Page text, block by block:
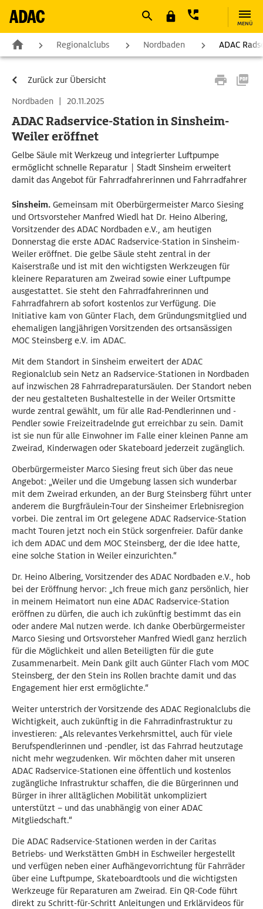
MENÜ
Regionalclubs Nordbaden ADAC
Zurück zur Übersicht
Nordbaden | 20.11.2025
ADAC Radservice-Station in Sinsheim-
Weiler eröffnet
Gelbe Säule mit Werkzeug und integrierter Luftpumpe
ermöglicht schnelle Reparatur | Stadt Sinsheim erweitert
damit das Angebot für Fahrradfahrerinnen und Fahrradfahrer
Sinsheim. Gemeinsam mit Oberbürgermeister Marco Siesing
und Ortsvorsteher Manfred Wiedl hat Dr. Heino Albering,
Vorsitzender des ADAC Nordbaden e.V., am heutigen
Donnerstag die erste ADAC Radservice-Station in Sinsheim-
Weiler eröffnet. Die gelbe Säule steht zentral in der
Kaiserstraße und ist mit den wichtigsten Werkzeugen für
kleinere Reparaturen am Zweirad sowie einer Luftpumpe
ausgestattet. Sie steht den Fahrradfahrerinnen und
Fahrradfahrern ab sofort kostenlos zur Verfügung. Die
Initiative kam von Günter Flach, dem Gründungsmitglied und
ehemaligen langjährigen Vorsitzenden des ortsansässigen
MOC Steinsberg e.V. im ADAC.
Mit dem Standort in Sinsheim erweitert der ADAC
Regionalclub sein Netz an Radservice-Stationen in Nordbaden
auf inzwischen 28 Fahrradreparatursäulen. Der Standort neben
der neu gestalteten Bushaltestelle in der Weiler Ortsmitte
wurde zentral gewählt, um für alle Rad-Pendlerinnen und -
Pendler sowie Freizeitradelnde gut erreichbar zu sein. Damit
ist sie nun für alle Einwohner im Falle einer kleinen Panne am
Zweirad, Kinderwagen oder Skateboard jederzeit zugänglich.
Oberbürgermeister Marco Siesing freut sich über das neue
Angebot: „Weiler und die Umgebung lassen sich wunderbar
mit dem Zweirad erkunden, an der Burg Steinsberg führt unter
anderem die Burgfräulein-Tour der Sinsheimer Erlebnisregion
vorbei. Die zentral im Ort gelegene ADAC Radservice-Station
macht Touren jetzt noch ein Stück sorgenfreier. Dafür danke
ich dem ADAC und dem MOC Steinsberg, der die Idee hatte,
eine solche Station in Weiler einzurichten.“
Dr. Heino Albering, Vorsitzender des ADAC Nordbaden e.V., hob
bei der Eröffnung hervor: „Ich freue mich ganz persönlich, hier
in meinem Heimatort nun eine ADAC Radservice-Station
eröffnen zu dürfen, die auch ich zukünftig bestimmt das ein
oder andere Mal nutzen werde. Ich danke Oberbürgermeister
Marco Siesing und Ortsvorsteher Manfred Wiedl ganz herzlich
für die Möglichkeit und allen Beteiligten für die gute
Zusammenarbeit. Mein Dank gilt auch Günter Flach vom MOC
Steinsberg, der den Stein ins Rollen brachte damit und das
Engagement hier erst ermöglichte.“
Weiter unterstrich der Vorsitzende des ADAC Regionalclubs die
Wichtigkeit, auch zukünftig in die Fahrradinfrastruktur zu
investieren: „Als relevantes Verkehrsmittel, auch für viele
Berufspendlerinnen und -pendler, ist das Fahrrad heutzutage
nicht mehr wegzudenken. Wir möchten daher mit unseren
ADAC Radservice-Stationen eine öffentlich und kostenlos
zugängliche Infrastruktur schaffen, die die Bürgerinnen und
Bürger in ihrer alltäglichen Mobilität unkompliziert
unterstützt – und das unabhängig von einer ADAC
Mitgliedschaft.“
Die ADAC Radservice-Stationen werden in der Caritas
Betriebs- und Werkstätten GmbH in Eschweiler hergestellt
und verfügen neben einer Aufhängevorrichtung für Fahrräder
über eine Luftpumpe, Skateboardtools und die wichtigsten
Werkzeuge für Reparaturen am Zweirad. Ein QR-Code führt
direkt zu Schritt-für-Schritt Anleitungen und Erklärvideos für